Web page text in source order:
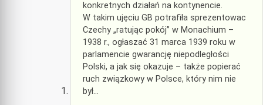
konkretnych działań na kontynencie.
W takim ujęciu GB potrafiła sprezentowac
Czechy „ratując pokój” w Monachium –
1938 r., ogłaszać 31 marca 1939 roku w
parlamencie gwarancję niepodległości
Polski, a jak się okazuje – także popierać
ruch związkowy w Polsce, który nim nie
był…